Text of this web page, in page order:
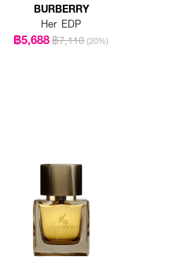
BURBERRY
Her EDP
฿5,688฿7,110 (20%)